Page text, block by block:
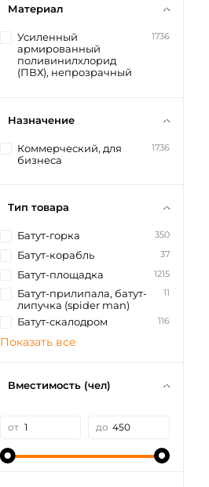
Материал
Усиленный
армированный
поливинилхлорид
(ПВХ), непрозрачный
1736
Назначение
Коммерческий, для
бизнеса
1736
Тип товара
Батут-горка 350
Батут-корабль 37
Батут-площадка 1215
Батут-прилипала, батут-
липучка (spider man)
11
Батут-скалодром 116
Показать все
Вместимость (чел)
от до